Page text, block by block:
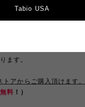
新商品
、是非そちらもチェック
とうございました♡
ます。
アからご購入頂けます。
料 ！）
Tabio USA